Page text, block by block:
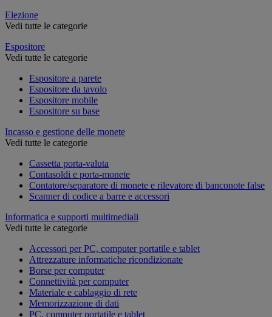
Elezione
Vedi tutte le categorie
Espositore
Vedi tutte le categorie
Espositore a parete
Espositore da tavolo
Espositore mobile
Espositore su base
Incasso e gestione delle monete
Vedi tutte le categorie
Cassetta porta-valuta
Contasoldi e porta-monete
Contatore/separatore di monete e rilevatore di banconote false
Scanner di codice a barre e accessori
Informatica e supporti multimediali
Vedi tutte le categorie
Accessori per PC, computer portatile e tablet
Attrezzature informatiche ricondizionate
Borse per computer
Connettività per computer
Materiale e cablaggio di rete
Memorizzazione di dati
PC, computer portatile e tablet